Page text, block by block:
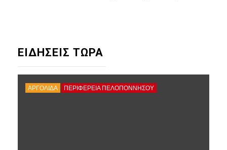
ΕΙΔΗΣΕΙΣ ΤΩΡΑ
ΑΡΓΟΛΙΔΑ ΠΕΡΙΦΈΡΕΙΑ ΠΕΛΟΠΟΝΝΉΣΟΥ